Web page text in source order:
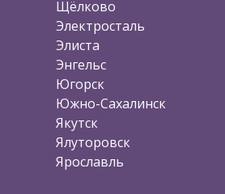
Щёлково
Электросталь
Элиста
Энгельс
Югорск
Южно-Сахалинск
Якутск
Ялуторовск
Ярославль